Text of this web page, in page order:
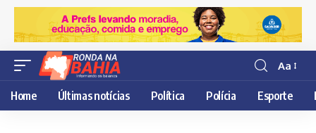
Resisor
de
fonte
Aa
Home Últimas notícias Política Polícia Esporte